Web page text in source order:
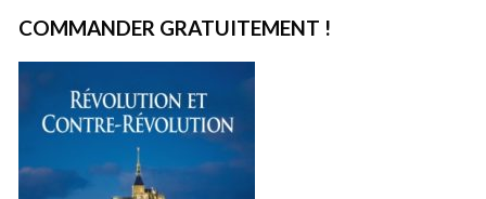
COMMANDER GRATUITEMENT !